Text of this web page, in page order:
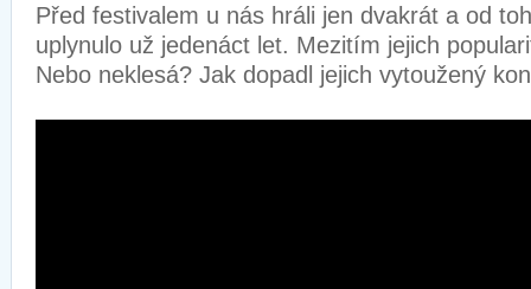
Před festivalem u nás hráli jen dvakrát a od
uplynulo už jedenáct let. Mezitím jejich
Nebo neklesá? Jak dopadl jejich vytoužený